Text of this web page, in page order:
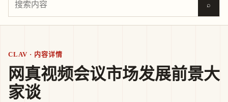
⌕
CLAV · 内容详情
网真视频会议市场发展前景大
家谈